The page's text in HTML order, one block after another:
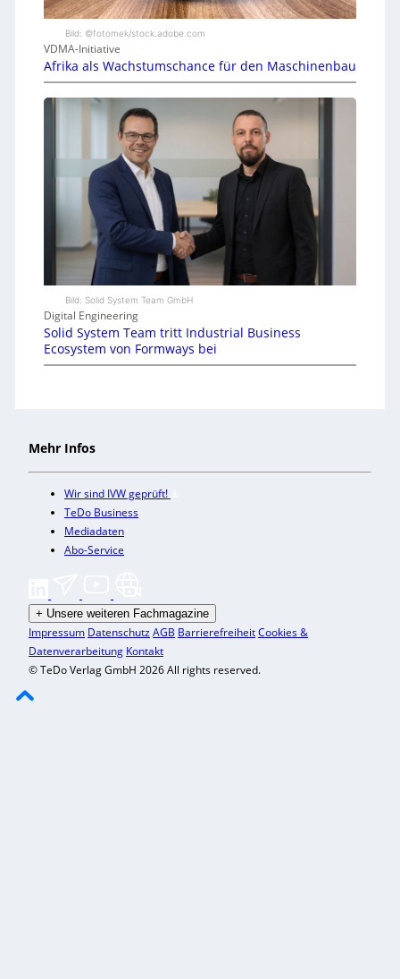
Bild: ©fotomek/stock.adobe.com
VDMA-Initiative
Afrika als Wachstumschance für den Maschinenbau
Bild: Solid System Team GmbH
Digital Engineering
Solid System Team tritt Industrial Business
Ecosystem von Formways bei
Mehr Infos
Wir sind IVW geprüft!
TeDo Business
Mediadaten
Abo-Service
+ Unsere weiteren Fachmagazine
Impressum DatenschutzAGB BarrierefreiheitCookies &
Datenverarbeitung Kontakt
© TeDo Verlag GmbH 2026 All rights reserved.